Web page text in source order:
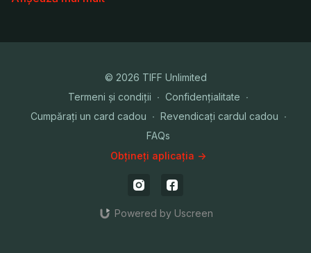
REBECA CARINI (regizori)
Moderator: Laura Mușat (Films in Frame)
© 2026 TIFF Unlimited
Termeni și condiții ∙ Confidențialitate ∙
Cumpărați un card cadou ∙ Revendicați cardul cadou ∙
FAQs
Obțineți aplicația ->
Powered by Uscreen